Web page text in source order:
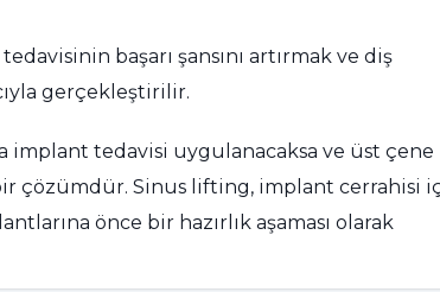
başarı şansını artırmak ve diş
gerçekleştirilir.
implant tedavisi uygulanacaksa ve üst çene
çözümdür. Sinus lifting, implant cerrahisi
önce bir hazırlık aşaması olarak